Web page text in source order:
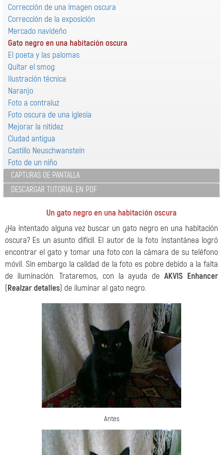
Corrección de una imagen oscura
Corrección de la exposición
Mercado navideño
Gato negro en una habitación oscura
El poeta y las palomas
Quitar el smog
Ilustración técnica
Naranjo
Foto a contraluz
Foto oscura de una iglesia
Mejorar la nitidez
Ciudad antigua
Castillo Neuschwanstein
Foto de un niño
CAPTURAS DE PANTALLA
DESCARGAR TUTORIAL EN PDF
Un gato negro en una habitación oscura
¿Ha intentado alguna vez buscar un gato negro en una habitación
oscura? Es un asunto difícil. El autor de la foto instantánea logró
encontrar el gato y tomar una foto con la cámara de su teléfono
móvil. Sin embargo la calidad de la foto es pobre debido a la falta
de iluminación. Trataremos, con la ayuda deAKVIS Enhancer
(Realzar detalles) de iluminar al gato negro.
Antes